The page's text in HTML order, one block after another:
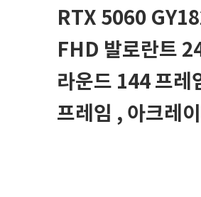
RTX 5060
FHD 발로란트
라운드 144 프레
프레임 , 아크레